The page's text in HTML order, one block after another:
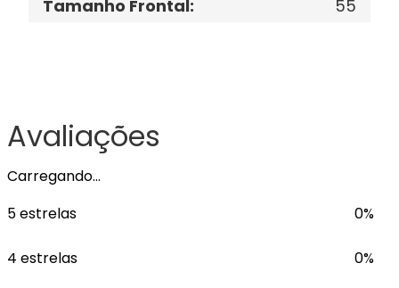
Tamanho Frontal: 55
Avaliações
Carregando…
5 estrelas
0%
4 estrelas 0%